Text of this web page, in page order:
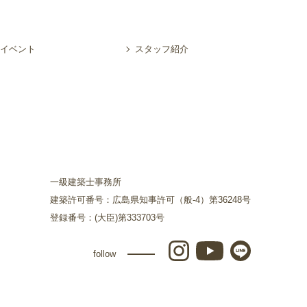
イベント スタッフ紹介
一級建築士事務所
建築許可番号：広島県知事許可（般-4）第36248号
登録番号：(大臣)第333703号